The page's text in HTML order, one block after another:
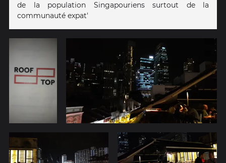
de la population Singapouriens surtout de la
communauté expat'